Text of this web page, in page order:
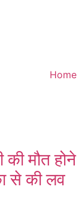
Home
मौत होने
से की लव